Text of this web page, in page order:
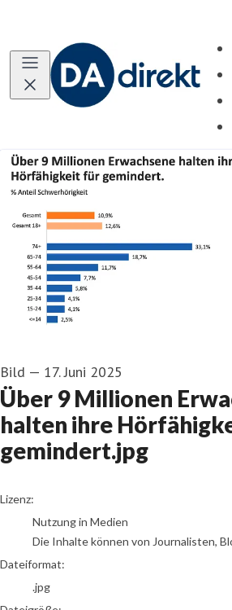
Bild — 17. Juni 2025
Über 9 Millionen
halten ihre
gemindert.jpg
go to media item
Lizenz:
Nutzung in Medien
Die Inhalte können von Journalisten,
Dateiformat:
.jpg